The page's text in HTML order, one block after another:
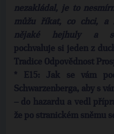
nezakládal, je to
můžu říkat, co chci, a
nějaké hejhuly a
pochvaluje si jeden z
Tradice Odpovědnost
* E15: Jak se vám
Schwarzenberga, aby s
– do hazardu a vedl
že po stranickém sněmu